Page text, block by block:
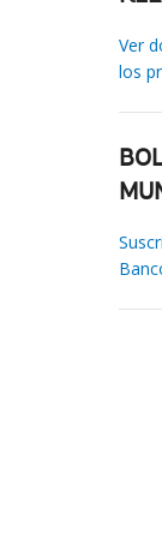
Ver
los